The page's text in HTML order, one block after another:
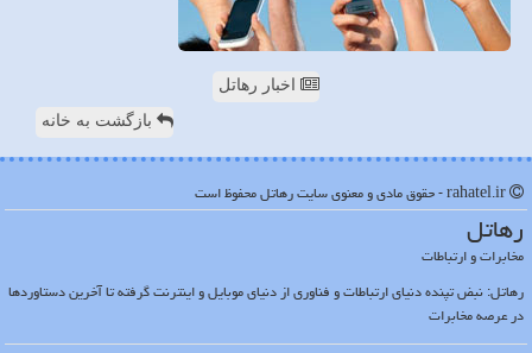
اخبار رهاتل
بازگشت به خانه
رهاتل
مخابرات و ارتباطات
رهاتل: نبض تپنده دنیای ارتباطات و فناوری از دنیای موبایل و اینترنت گرفته تا آخرین دستاوردها
در عرصه مخابرات